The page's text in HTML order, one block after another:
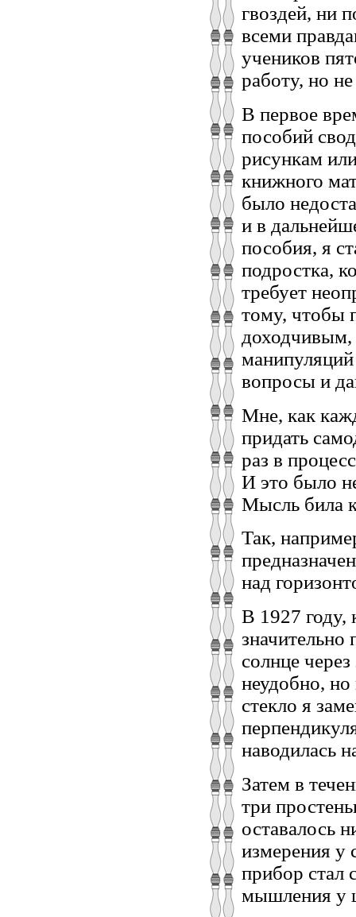
гвоздей, ни
всеми
учеников
работу, но
В первое
пособий
рисункам
книжного
было
и в
пособия, я
подростка,
требует
тому, чтобы
вопросы и
Мне, как
придать
раз в
И это было
Мысль била
Так,
над
В 1927 году,
значительнo
солнце
неудобно,
стекло я
наводилась
Затем в
три
оставалось
измерения у
прибор стал
мышления у